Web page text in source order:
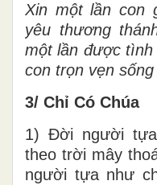
Xin một lần con
yêu thương
một lần được tình
con trọn vẹn sống
3/ Chỉ Có Chúa
1) Đời người
theo trời mây
người tựa như